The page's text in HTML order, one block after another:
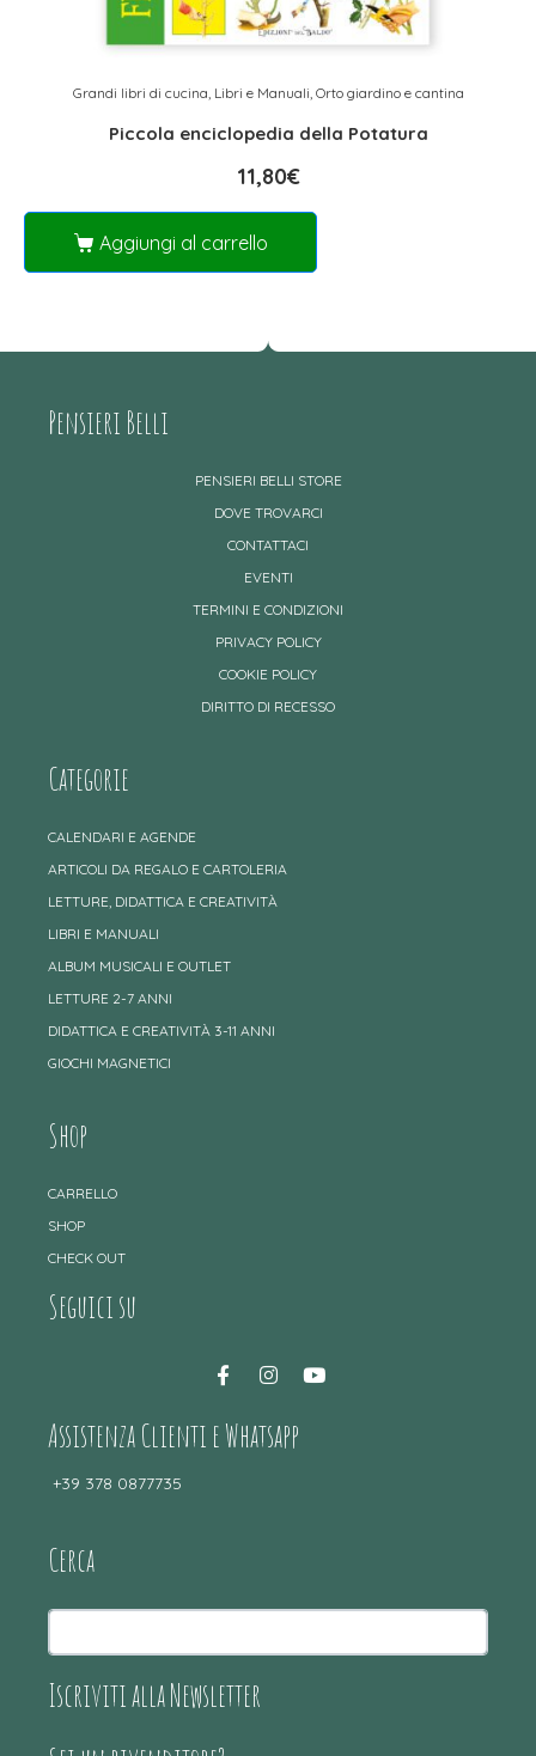
Grandi libri di cucina, Libri e Manuali, Orto giardino e cantina
Piccola enciclopedia della Potatura
11,80€
Aggiungi al carrello
Pensieri Belli
PENSIERI BELLI STORE
DOVE TROVARCI
CONTATTACI
EVENTI
TERMINI E CONDIZIONI
PRIVACY POLICY
COOKIE POLICY
DIRITTO DI RECESSO
Categorie
CALENDARI E AGENDE
ARTICOLI DA REGALO E CARTOLERIA
LETTURE, DIDATTICA E CREATIVITÀ
LIBRI E MANUALI
ALBUM MUSICALI E OUTLET
LETTURE 2-7 ANNI
DIDATTICA E CREATIVITÀ 3-11 ANNI
GIOCHI MAGNETICI
Shop
CARRELLO
SHOP
CHECK OUT
Seguici su
Assistenza Clienti e Whatsapp
+39 378 0877735
Cerca
Iscriviti alla Newsletter